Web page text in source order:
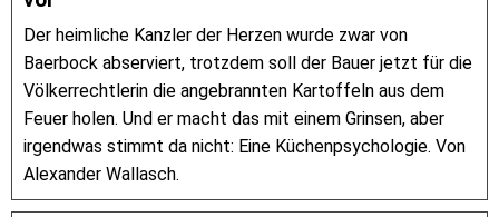
Der heimliche Kanzler der Herzen wurde zwar von
Baerbock abserviert, trotzdem soll der Bauer jetzt für die
Völkerrechtlerin die angebrannten Kartoffeln aus dem
Feuer holen. Und er macht das mit einem Grinsen, aber
irgendwas stimmt da nicht: Eine Küchenpsychologie. Von
Alexander Wallasch.